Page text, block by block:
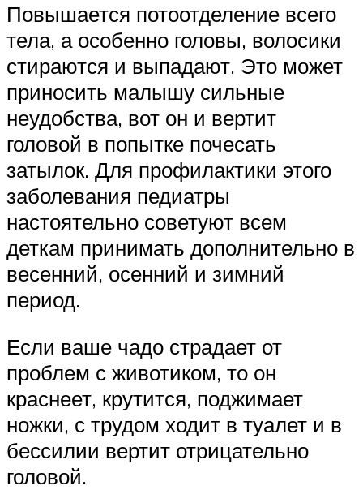
Повышается потоотделение всего
тела, а особенно головы, волосики
стираются и выпадают. Это может
приносить малышу сильные
неудобства, вот он и вертит
головой в попытке почесать
затылок. Для профилактики этого
заболевания педиатры
настоятельно советуют всем
деткам принимать дополнительно в
весенний, осенний и зимний
период.
Если ваше чадо страдает от
проблем с животиком, то он
краснеет, крутится, поджимает
ножки, с трудом ходит в туалет и в
бессилии вертит отрицательно
головой.